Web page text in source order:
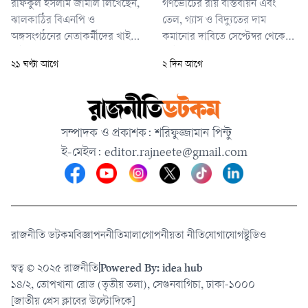
রফিকুল ইসলাম জামাল লিখেছেন,
ঝালকাঠির বিএনপি ও
অঙ্গসংগঠনের নেতাকর্মীদের খাই
করছি। ছয় মাসে অনেক খেয়েছেন
পাহারার বিনিময় খেয়েছেন,
আওয়ামীদের পক্ষে ওকলাতি করে
খেয়েছেন, আওয়ামীদের বাড়িঘর
পাহারা দিয়ে খেয়েছেন, ঠিকাদারি
পাহারা দিয়ে খেয়েছেন।
২১ ঘণ্টা আগে
গণভোটের রায় বাস্তবায়ন এবং
তেল, গ্যাস ও বিদ্যুতের দাম
কমানোর দাবিতে সেপ্টেম্বর থেকে
বিভাগীয় শহরে ‘লং মার্চ’ কর্মসূচি
নেতৃত্বাধীন ১১ দলীয় ঐক্য। লং মার্চ
কর্মসূচি শেষে আগামী নভেম্বরে
ঢাকায় মহাসমাবেশ করবে জোটটি।
২ দিন আগে
সম্পাদক ও প্রকাশক: শরিফুজ্জামান পিন্টু
ই-মেইল: editor.rajneete@gmail.com
রাজনীতি ডটকমবিজ্ঞাপননীতিমালাগোপনীয়তা নীতিযোগাযোগস্টুডিও
স্বত্ব © ২০২৫ রাজনীতিPowered By: idea hub
১৪/২, তোপখানা রোড (তৃতীয় তলা), সেগুনবাগিচা, ঢাকা-১০০০
[জাতীয় প্রেস ক্লাবের উল্টোদিকে]